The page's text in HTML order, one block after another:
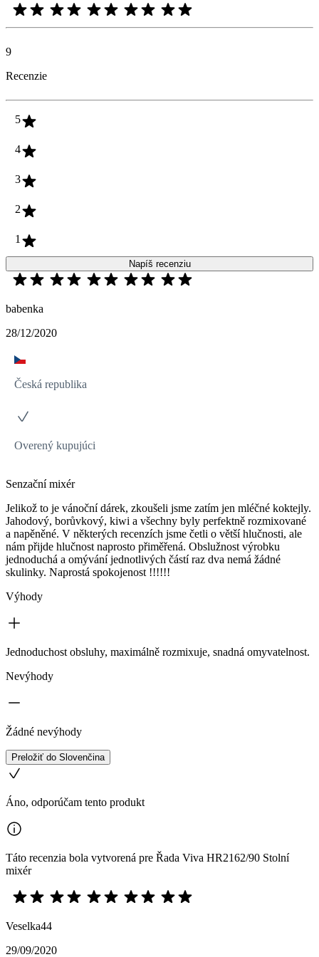
9
Recenzie
5
4
3
2
1
Napíš recenziu
babenka
28/12/2020
Česká republika
Overený kupujúci
Senzační mixér
Jelikož to je vánoční dárek, zkoušeli jsme zatím jen mléčné koktejly.
Jahodový, borůvkový, kiwi a všechny byly perfektně rozmixované
a napěněné. V některých recenzích jsme četli o větší hlučnosti, ale
nám přijde hlučnost naprosto přiměřená. Obslužnost výrobku
jednoduchá a omývání jednotlivých částí raz dva nemá žádné
skulinky. Naprostá spokojenost !!!!!!
Výhody
Jednoduchost obsluhy, maximálně rozmixuje, snadná omyvatelnost.
Nevýhody
Žádné nevýhody
Preložiť do Slovenčina
Áno, odporúčam tento produkt
Táto recenzia bola vytvorená pre Řada Viva HR2162/90 Stolní
mixér
Veselka44
29/09/2020